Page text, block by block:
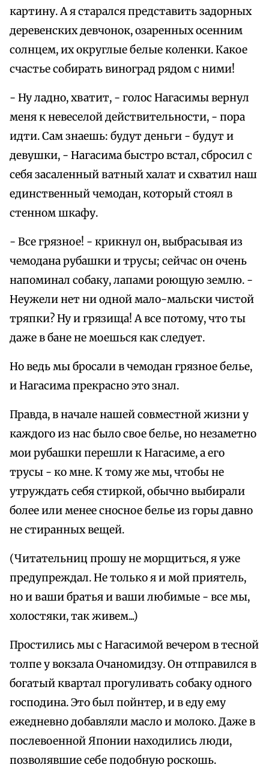
картину. А я старался представить задорных
деревенских девчонок, озаренных осенним
солнцем, их округлые белые коленки. Какое
счастье собирать виноград рядом с ними!
- Ну ладно, хватит, - голос Нагасимы вернул
меня к невеселой действительности, - пора
идти. Сам знаешь: будут деньги - будут и
девушки, - Нагасима быстро встал, сбросил с
себя засаленный ватный халат и схватил наш
единственный чемодан, который стоял в
стенном шкафу.
- Все грязное! - крикнул он, выбрасывая из
чемодана рубашки и трусы; сейчас он очень
напоминал собаку, лапами роющую землю. -
Неужели нет ни одной мало-мальски чистой
тряпки? Ну и грязища! А все потому, что ты
даже в бане не моешься как следует.
Но ведь мы бросали в чемодан грязное белье,
и Нагасима прекрасно это знал.
Правда, в начале нашей совместной жизни у
каждого из нас было свое белье, но незаметно
мои рубашки перешли к Нагасиме, а его
трусы - ко мне. К тому же мы, чтобы не
утруждать себя стиркой, обычно выбирали
более или менее сносное белье из горы давно
не стиранных вещей.
(Читательниц прошу не морщиться, я уже
предупреждал. Не только я и мой приятель,
но и ваши братья и ваши любимые - все мы,
холостяки, так живем...)
Простились мы с Нагасимой вечером в тесной
толпе у вокзала Очаномидзу. Он отправился в
богатый квартал прогуливать собаку одного
господина. Это был пойнтер, и в еду ему
ежедневно добавляли масло и молоко. Даже в
послевоенной Японии находились люди,
позволявшие себе подобную роскошь.